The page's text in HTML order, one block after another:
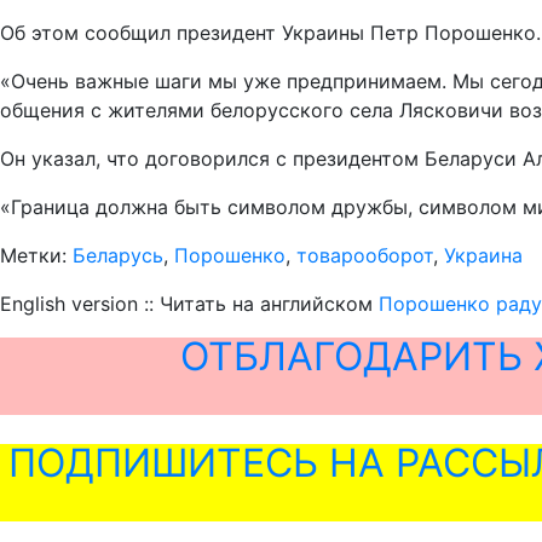
Об этом сообщил президент Украины Петр Порошенко.
«Очень важные шаги мы уже предпринимаем. Мы
общения с жителями белорусского села Лясковичи
Он указал, что договорился с президентом Беларуси
«Граница должна быть символом дружбы, символом
Метки: Беларусь, Порошенко, товарооборот, Украина
English version :: Читать на английском Порошенко
ПОДПИШИТЕСЬ НА